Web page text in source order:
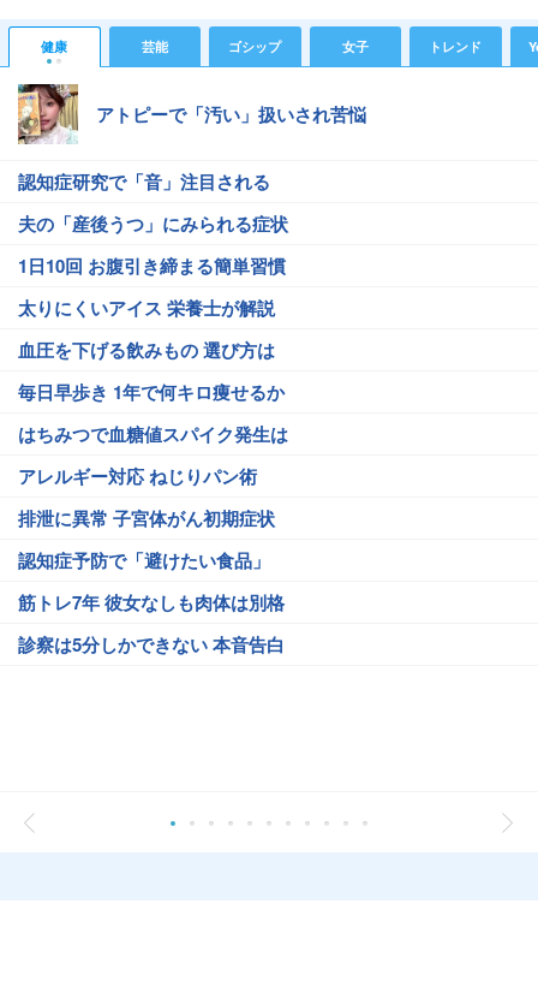
健康 芸能 ゴシップ 女子 トレンド
アトピーで「汚い」扱いされ苦悩
認知症研究で「音」注目される
夫の「産後うつ」にみられる症状
1日10回 お腹引き締まる簡単習慣
太りにくいアイス 栄養士が解説
血圧を下げる飲みもの 選び方は
毎日早歩き 1年で何キロ痩せるか
はちみつで血糖値スパイク発生は
アレルギー対応 ねじりパン術
排泄に異常 子宮体がん初期症状
認知症予防で「避けたい食品」
筋トレ7年 彼女なしも肉体は別格
診察は5分しかできない 本音告白